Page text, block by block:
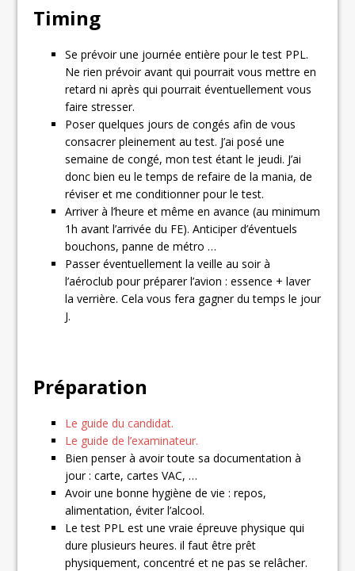
Timing
Se prévoir une journée entière pour le test PPL.
Ne rien prévoir avant qui pourrait vous mettre en
retard ni après qui pourrait éventuellement vous
faire stresser.
Poser quelques jours de congés afin de vous
consacrer pleinement au test. J’ai posé une
semaine de congé, mon test étant le jeudi. J’ai
donc bien eu le temps de refaire de la mania, de
réviser et me conditionner pour le test.
Arriver à l’heure et même en avance (au minimum
1h avant l’arrivée du FE). Anticiper d’éventuels
bouchons, panne de métro …
Passer éventuellement la veille au soir à
l’aéroclub pour préparer l’avion : essence + laver
la verrière. Cela vous fera gagner du temps le jour
J.
Préparation
Le guide du candidat.
Le guide de l’examinateur.
Bien penser à avoir toute sa documentation à
jour : carte, cartes VAC, …
Avoir une bonne hygiène de vie : repos,
alimentation, éviter l’alcool.
Le test PPL est une vraie épreuve physique qui
dure plusieurs heures. il faut être prêt
physiquement, concentré et ne pas se relâcher.